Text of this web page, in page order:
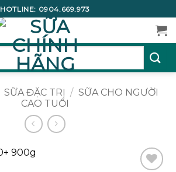
HOTLINE: 0904.669.973
SỮA ĐẶC TRỊ / SỮA CHO NGƯỜI
CAO TUỔI